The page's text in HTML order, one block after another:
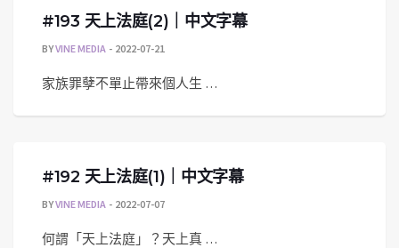
#193 天上法庭(2)｜中文字幕
BYVINE MEDIA 2022-07-21
家族罪孽不單止帶來個人生 …
#192 天上法庭(1)｜中文字幕
BYVINE MEDIA 2022-07-07
何謂「天上法庭」？天上真 …